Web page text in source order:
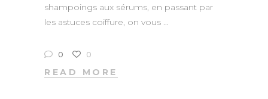
shampoings aux sérums, en passant par
les astuces coiffure, on vous
0 0
READ MORE